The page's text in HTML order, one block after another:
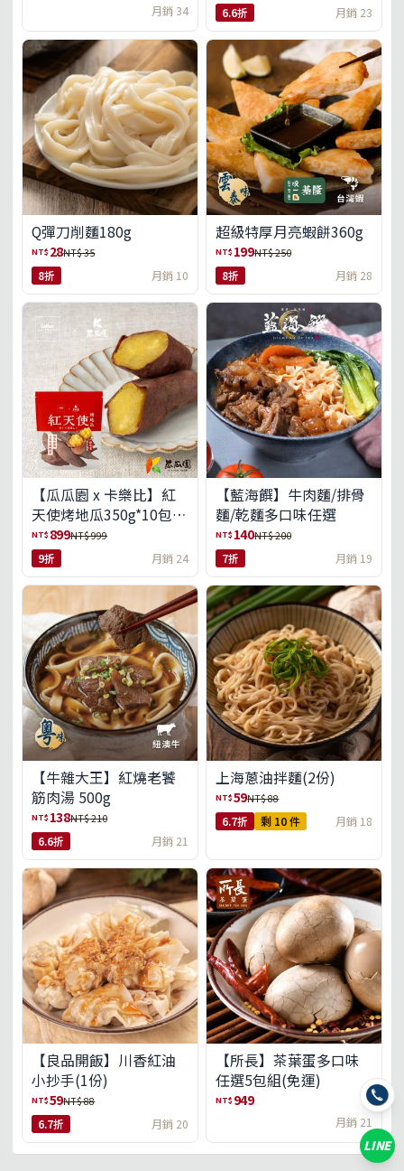
月銷 34 6.6折 月銷 23
Q彈刀削麵180g
NT$ 28NT$ 35
8折 月銷 10
超級特厚月亮蝦餅360g
NT$ 199NT$ 250
8折 月銷 28
【瓜瓜園 x 卡樂比】紅
天使烤地瓜350g*10包
(免運組)
NT$ 899NT$ 999
9折 月銷 24
【藍海饌】牛肉麵/排骨
麵/乾麵多口味任選
NT$ 140NT$ 200
7折 月銷 19
【牛雜大王】紅燒老饕
筋肉湯 500g
NT$ 138NT$ 210
6.6折 月銷 21
上海蔥油拌麵(2份)
NT$59NT$ 88
6.7折 剩 10 件 月銷 18
【良品開飯】川香紅油
小抄手(1份)
NT$59NT$ 88
6.7折 月銷 20
【所長】茶葉蛋多口味
任選5包組(免運)
NT$ 949
月銷 21
LINE